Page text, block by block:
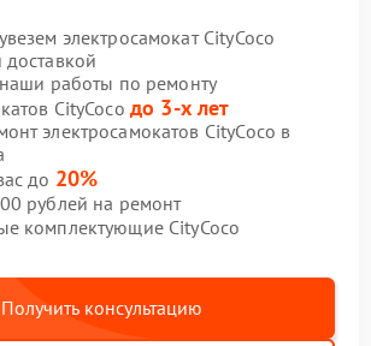
электросамокат CityCoco
работы по ремонту
CityCoco до 3-х лет
электросамокатов CityCoco в
до 20%
рублей на ремонт
комплектующие CityCoco
Получить консультацию